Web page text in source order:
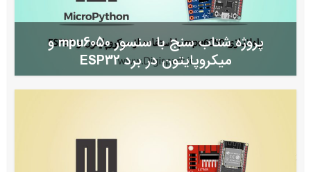
پروژه شتاب سنج با سنسور mpu6050 و
میکروپایتون در برد ESP32